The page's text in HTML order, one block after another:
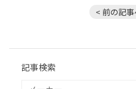
< 前の記
記事検索